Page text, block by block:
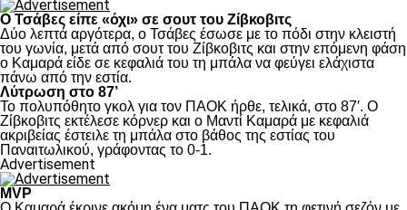
Ο Τσάβες είπε «όχι» σε σουτ του Ζίβκοβιτς
Δύο λεπτά αργότερα, ο Τσάβες έσωσε με το πόδι στην κλειστή
του γωνία, μετά από σουτ του Ζίβκοβιτς και στην επόμενη φάση
ο Καμαρά είδε σε κεφαλιά του τη μπάλα να φεύγει ελάχιστα
πάνω από την εστία.
Λύτρωση στο 87’
Το πολυπόθητο γκολ για τον ΠΑΟΚ ήρθε, τελικά, στο 87′. Ο
Ζίβκοβιτς εκτέλεσε κόρνερ και ο Μαντί Καμαρά με κεφαλιά
ακριβείας έστειλε τη μπάλα στο βάθος της εστίας του
Παναιτωλικού, γράφοντας το 0-1.
Advertisement
MVP